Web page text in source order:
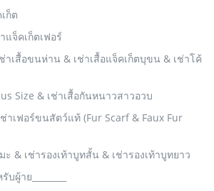
ก็ต
แจ็คเก็ตเฟอร์
าเสื้อขนห่าน & เช่าเสื้อแจ็คเก็ตบุขน & เช่าโค้
Size & เช่าเสื้อกันหนาวสาวอวบ
าเฟอร์ขนสัตว์แท้ (Fur Scarf & Faux Fur
ะ & เช่ารองเท้าบูทสั้น & เช่ารองเท้าบูทยาว
ผู้าย________